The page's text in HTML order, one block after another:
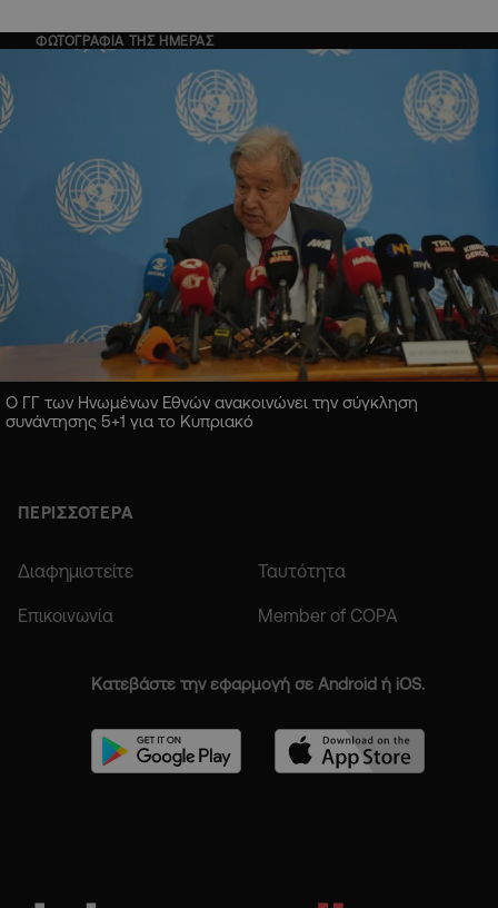
ΦΩΤΟΓΡΑΦΙΑ ΤΗΣ ΗΜΕΡΑΣ
Ο ΓΓ των Ηνωμένων Εθνών ανακοινώνει την σύγκληση
συνάντησης 5+1 για το Κυπριακό
ΠΕΡΙΣΣΟΤΕΡΑ
Διαφημιστείτε Ταυτότητα
Επικοινωνία Member of COPA
Κατεβάστε την εφαρμογή σε Android ή iOS.